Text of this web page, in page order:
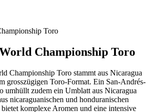
Toro
Championship Toro
Championship Toro stammt aus Nicaragua
grosszügigen Toro-Format. Ein San-Andrés-
umhüllt zudem ein Umblatt aus Nicaragua
nicaraguanischen und honduranischen
komplexe Aromen und eine intensive